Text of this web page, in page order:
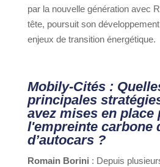
par la nouvelle génération avec
tête, poursuit son
enjeux de transition énergétique.
Mobily-Cités :
principales
avez mises en place
l'empreinte carbone
d’autocars ?
Romain Borini : Depuis